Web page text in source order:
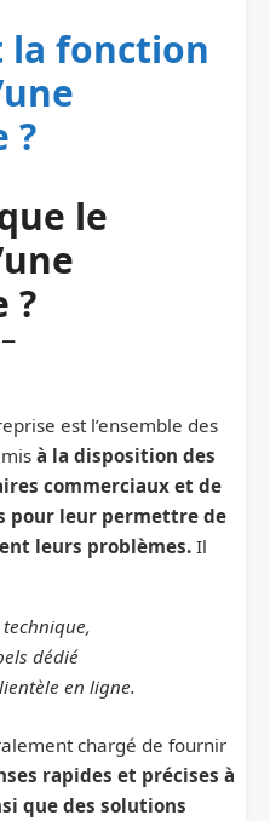
la fonction
?
le
?
est l’ensemble des
à la disposition des
commerciaux et de
pour leur permettre de
leurs problèmes. Il
dédié
en ligne.
chargé de fournir
rapides et précises à
que des solutions